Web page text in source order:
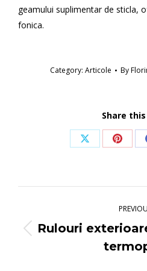
geamului suplimentar de sticla,
fonica.
Category: Articole By
Share
Share Share
Rulouri